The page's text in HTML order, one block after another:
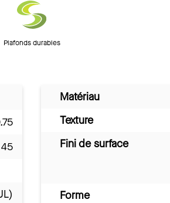
Plafonds durables
45
Matériau
Texture
Fini de surface
Forme